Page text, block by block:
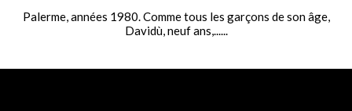
Palerme, années 1980. Comme tous les garçons de son âge,
Davidù, neuf ans,......